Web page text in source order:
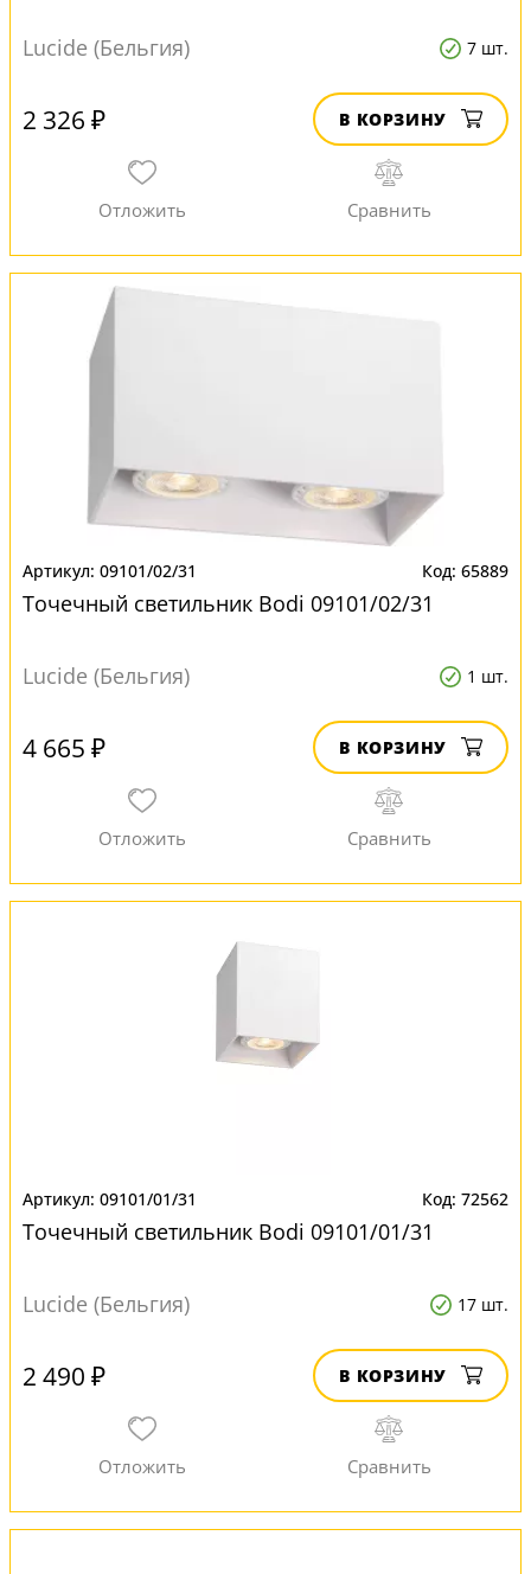
Lucide (Бельгия) 7 шт.
2 326 ₽ В КОРЗИНУ
09101/02/31 65889
Точечный светильник Bodi 09101/02/31
Lucide (Бельгия) 1 шт.
4 665 ₽ В КОРЗИНУ
09101/01/31 72562
Точечный светильник Bodi 09101/01/31
Lucide (Бельгия) 17 шт.
2 490 ₽ В КОРЗИНУ